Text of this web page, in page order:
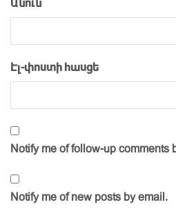
Անուն
Էլ-փոստի հասցե
Notify me of follow-up comments
Notify me of new posts by email.